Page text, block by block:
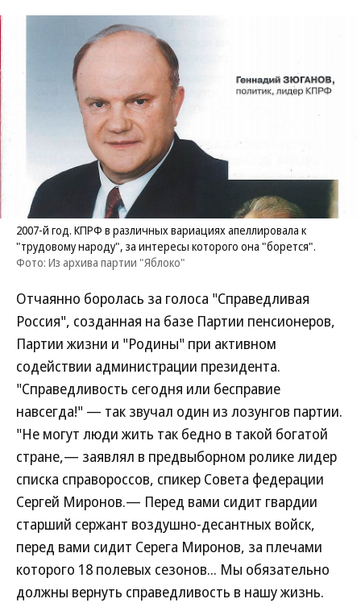
2007-й год. КПРФ в различных вариациях апеллировала к
"трудовому народу", за интересы которого она "борется".
Фото: Из архива партии "Яблоко"
Отчаянно боролась за голоса "Справедливая
Россия", созданная на базе Партии пенсионеров,
Партии жизни и "Родины" при активном
содействии администрации президента.
"Справедливость сегодня или бесправие
навсегда!" — так звучал один из лозунгов партии.
"Не могут люди жить так бедно в такой богатой
стране,— заявлял в предвыборном ролике лидер
списка справороссов, спикер Совета федерации
Сергей Миронов.— Перед вами сидит гвардии
старший сержант воздушно-десантных войск,
перед вами сидит Серега Миронов, за плечами
которого 18 полевых сезонов... Мы обязательно
должны вернуть справедливость в нашу жизнь.